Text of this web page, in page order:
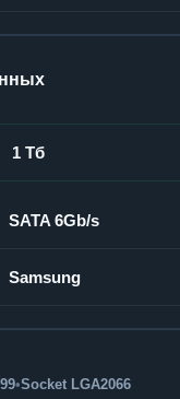
1 Тб
SATA 6Gb/s
Samsung
•Socket LGA2066